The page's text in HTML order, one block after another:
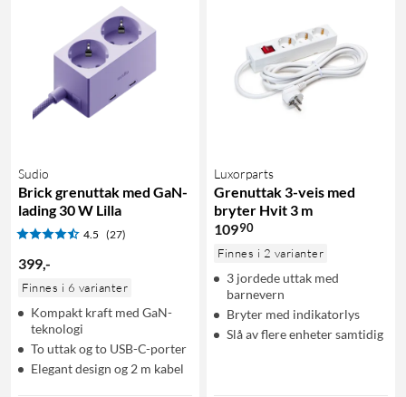
Sudio
Brick grenuttak med GaN-
lading 30 W Lilla
4.5 (27)
399,-
Finnes i 6 varianter
Kompakt kraft med GaN-
teknologi
To uttak og to USB-C-porter
Elegant design og 2 m kabel
Luxorparts
Grenuttak 3-veis med
bryter Hvit 3 m
10990
Finnes i 2 varianter
3 jordede uttak med
barnevern
Bryter med indikatorlys
Slå av flere enheter samtidig